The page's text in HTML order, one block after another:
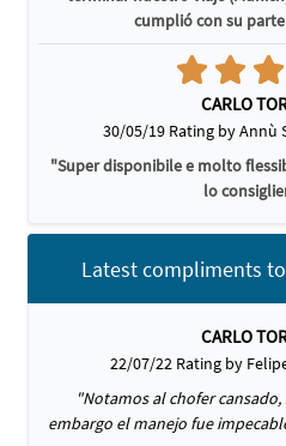
cumplió con su
CARLO
30/05/19 Rating by
"Super disponibile e molto
lo
Latest compliments
CARLO
22/07/22 Rating by
"Notamos al chofer cansado,
embargo el manejo fue